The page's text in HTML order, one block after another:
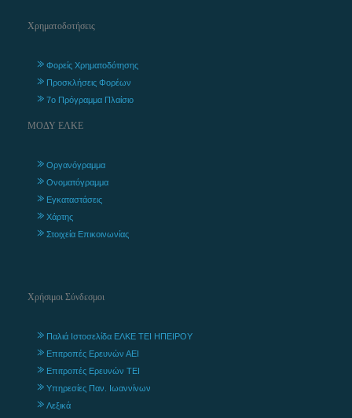
Χρηματοδοτήσεις
Φορείς Χρηματοδότησης
Προσκλήσεις Φορέων
7ο Πρόγραμμα Πλαίσιο
ΜΟΔΥ ΕΛΚΕ
Οργανόγραμμα
Ονοματόγραμμα
Εγκαταστάσεις
Χάρτης
Στοιχεία Επικοινωνίας
Χρήσιμοι Σύνδεσμοι
Παλιά Ιστοσελίδα ΕΛΚΕ ΤΕΙ ΗΠΕΙΡΟΥ
Επιτροπές Ερευνών ΑΕΙ
Επιτροπές Ερευνών ΤΕΙ
Υπηρεσίες Παν. Ιωαννίνων
Λεξικά